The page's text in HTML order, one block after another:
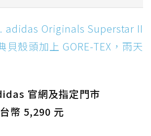
1. adidas Originals Superstar II
典貝殼頭加上 GORE-TEX，雨天街
2. New Balance Hierro v9 GORE-
3. Nike Dunk Low GORE-TEX：
廓加上防水科技，雨天穿搭帥度不
adidas Originals Superstar II
貝殼頭加上 GORE-TEX，雨天
官網及指定門市
幣 5,290 元